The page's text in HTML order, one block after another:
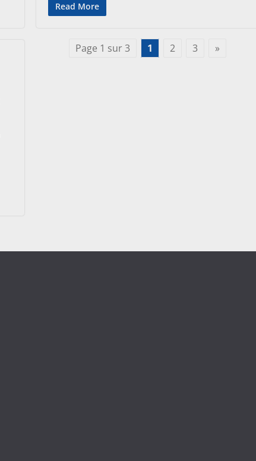
Read More
Page 1 sur 3 1 2 3 »